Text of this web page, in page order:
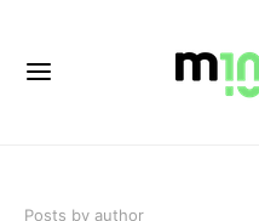
Posts by author